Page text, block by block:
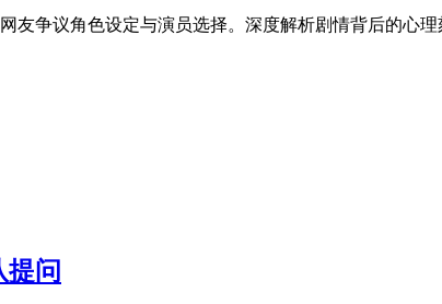
争议角色设定与演员选择。深度解析剧情背后的心理
提问